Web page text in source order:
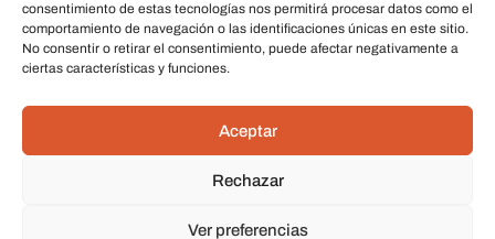
consentimiento de estas tecnologías nos permitirá procesar datos como el
comportamiento de navegación o las identificaciones únicas en este sitio.
No consentir o retirar el consentimiento, puede afectar negativamente a
ciertas características y funciones.
Aceptar
Rechazar
Ver preferencias
Categorías
Velas
Aceites esenciales
Aguas rituales y colonias